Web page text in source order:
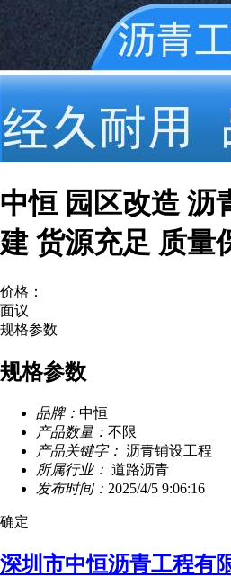
中恒 园区改造 沥
建 货源充足 质量
价格：
面议
规格参数
规格参数
品牌： 中恒
产品数量： 不限
产品关键字： 沥青铺设工程
所属行业： 道路沥青
发布时间： 2025/4/5 9:06:16
确定
深圳市中恒沥青工程有